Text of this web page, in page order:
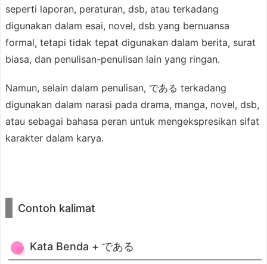
a
s
a
J
体
a
seperti laporan, peraturan, dsb, atau terkadang
digunakan dalam esai, novel, dsb yang bernuansa
formal, tetapi tidak tepat digunakan dalam berita, surat
biasa, dan penulisan-penulisan lain yang ringan.
Namun, selain dalam penulisan, である terkadang
digunakan dalam narasi pada drama, manga, novel, dsb,
atau sebagai bahasa peran untuk mengekspresikan sifat
karakter dalam karya.
Contoh kalimat
Kata Benda + である